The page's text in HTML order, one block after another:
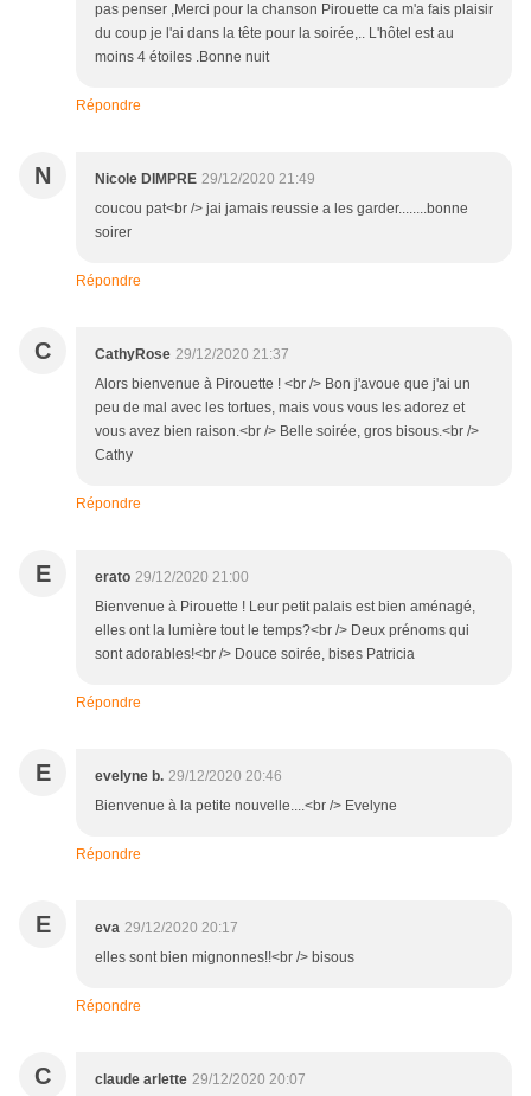
pas penser ,Merci pour la chanson Pirouette ca m'a fais plaisir
du coup je l'ai dans la tête pour la soirée,.. L'hôtel est au
moins 4 étoiles .Bonne nuit
Répondre
N Nicole DIMPRE 29/12/2020 21:49
coucou pat<br /> jai jamais reussie a les garder........bonne
soirer
Répondre
C CathyRose 29/12/2020 21:37
Alors bienvenue à Pirouette ! <br /> Bon j'avoue que j'ai un
peu de mal avec les tortues, mais vous vous les adorez et
vous avez bien raison.<br /> Belle soirée, gros bisous.<br />
Cathy
Répondre
E erato 29/12/2020 21:00
Bienvenue à Pirouette ! Leur petit palais est bien aménagé,
elles ont la lumière tout le temps?<br /> Deux prénoms qui
sont adorables!<br /> Douce soirée, bises Patricia
Répondre
E evelyne b. 29/12/2020 20:46
Bienvenue à la petite nouvelle....<br /> Evelyne
Répondre
E eva 29/12/2020 20:17
elles sont bien mignonnes!!<br /> bisous
Répondre
C claude arlette 29/12/2020 20:07